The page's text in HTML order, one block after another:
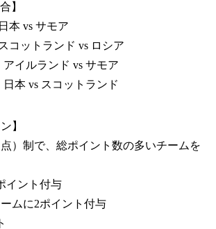
】
本 vs サモア
コットランド vs ロシア
アイルランド vs サモア
本 vs スコットランド
】
点）制で、総ポイント数の多いチームを
イント付与
ムに2ポイント付与